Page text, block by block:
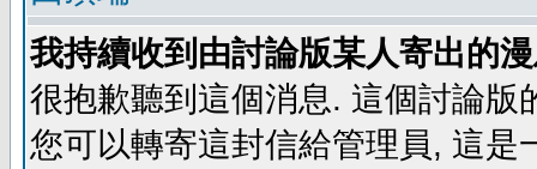
我持續收到由討論版某人寄出的
很抱歉聽到這個消息. 這個討論
您可以轉寄這封信給管理員, 這